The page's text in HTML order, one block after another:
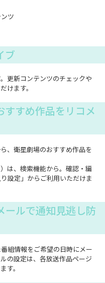
ツ
ブ
更新コンテンツのチェックや
けます。
すすめ作品をリコメ
、衛星劇場のおすすめ作品を
は、検索機能から。確認・編
設定」からご利用いただけま
ールで通知見逃し防
組情報をご希望の日時にメー
の設定は、各放送作品ページ
す。